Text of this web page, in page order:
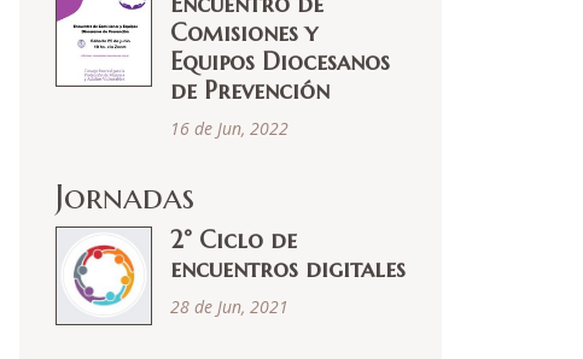
Comisiones y
Equipos Diocesanos
de Prevención
16 de Jun, 2022
Jornadas
2° Ciclo de
encuentros digitales
28 de Jun, 2021